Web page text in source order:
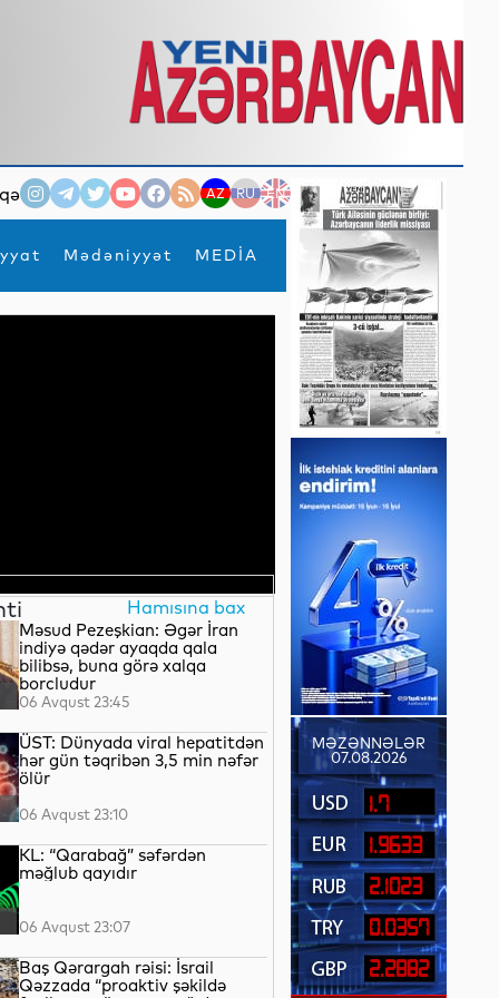
AZ RU EN
Mədəniyyət MEDİA
×
Hamısına bax
Məsud Pezeşkian: Əgər İran
indiyə qədər ayaqda qala
bilibsə, buna görə xalqa
borcludur
06 Avqust 23:45
ÜST: Dünyada viral hepatitdən
hər gün təqribən 3,5 min nəfər
ölür
06 Avqust 23:10
KL: “Qarabağ” səfərdən
məğlub qayıdır
06 Avqust 23:07
Baş Qərargah rəisi: İsrail
Qəzzada “proaktiv şəkildə
MƏZƏNNƏLƏR
07.08.2026
1.7
1.9633
2.1023
0.0357
2.2882